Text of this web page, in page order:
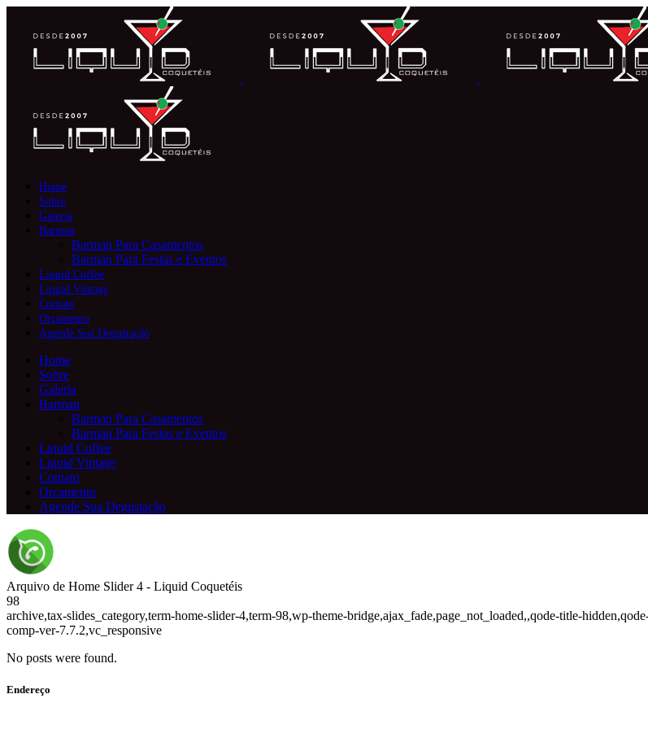
Home
Sobre
Galeria
Barman
Barman Para Casamentos
Barman Para Festas e Eventos
Liquid Coffee
Liquid Vintage
Contato
Orçamento
Agende Sua Degustação
Home
Sobre
Galeria
Barman
Barman Para Casamentos
Barman Para Festas e Eventos
Liquid Coffee
Liquid Vintage
Contato
Orçamento
Agende Sua Degustação
Arquivo de Home Slider 4 - Liquid Coquetéis
98
archive,tax-slides_category,term-home-slider-4,term-98,wp-theme-bridge,ajax_fade,page_not_loaded,,qode-title-
comp-ver-7.7.2,vc_responsive
No posts were found.
Endereço